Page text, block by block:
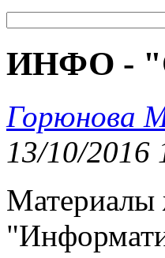
ИНФО -
Горюнова
13/10/2016
Материалы